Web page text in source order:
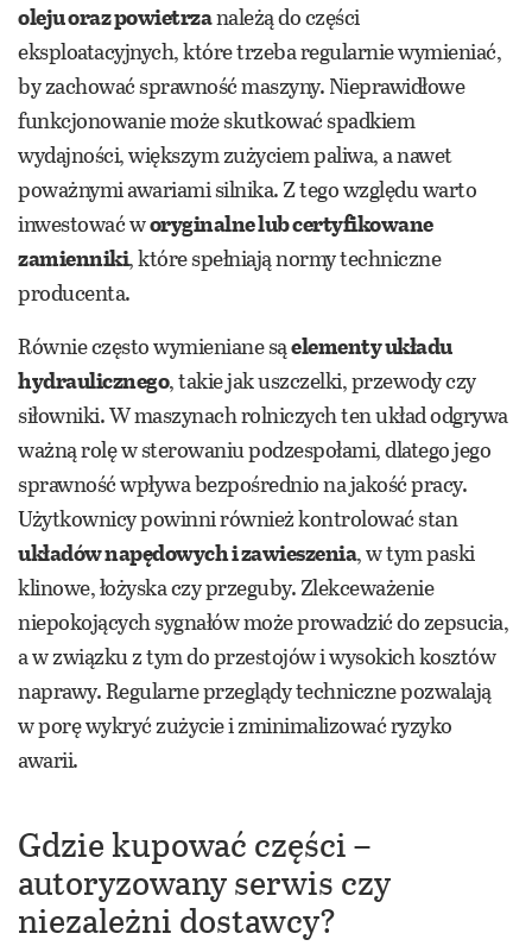
oleju oraz powietrzanależą do części
eksploatacyjnych, które trzeba regularnie wymieniać,
by zachować sprawność maszyny. Nieprawidłowe
funkcjonowanie może skutkować spadkiem
wydajności, większym zużyciem paliwa, a nawet
poważnymi awariami silnika. Z tego względu warto
inwestować woryginalne lub certyfikowane
zamienniki, które spełniają normy techniczne
producenta.
Równie często wymieniane sąelementy układu
hydraulicznego, takie jak uszczelki, przewody czy
siłowniki. W maszynach rolniczych ten układ odgrywa
ważną rolę w sterowaniu podzespołami, dlatego jego
sprawność wpływa bezpośrednio na jakość pracy.
Użytkownicy powinni również kontrolować stan
układów napędowych i zawieszenia, w tym paski
klinowe, łożyska czy przeguby. Zlekceważenie
niepokojących sygnałów może prowadzić do zepsucia,
a w związku z tym do przestojów i wysokich kosztów
naprawy. Regularne przeglądy techniczne pozwalają
w porę wykryć zużycie i zminimalizować ryzyko
awarii.
Gdzie kupować części –
autoryzowany serwis czy
niezależni dostawcy?